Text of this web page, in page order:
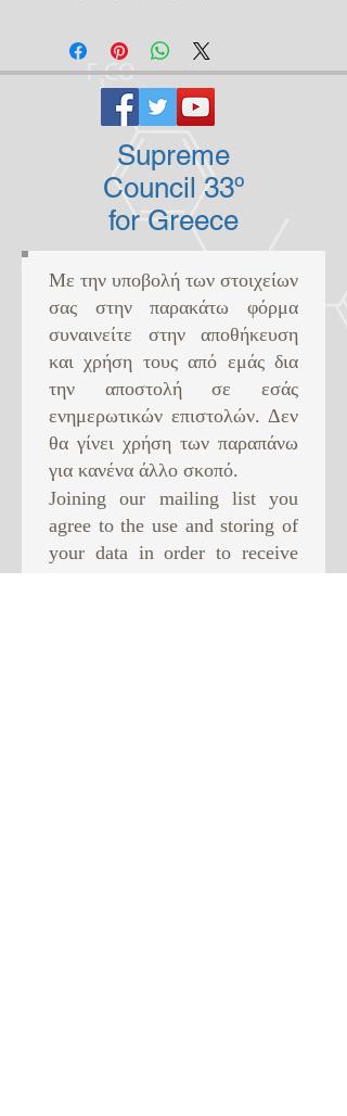
Supreme
Council 33º
for Greece
Με την υποβολή των στοιχείων
σας στην παρακάτω φόρμα
συναινείτε στην αποθήκευση
και χρήση τους από εμάς δια
την αποστολή σε εσάς
ενημερωτικών επιστολών. Δεν
θα γίνει χρήση των παραπάνω
για κανένα άλλο σκοπό. ​
Joining our mailing list you
agree to the use and storing of
your data in order to receive